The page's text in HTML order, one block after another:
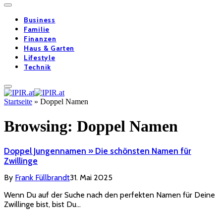
Business
Familie
Finanzen
Haus & Garten
Lifestyle
Technik
Startseite » Doppel Namen
Browsing: Doppel Namen
Doppel Jungennamen » Die schönsten Namen für
Zwillinge
By Frank Füllbrandt31. Mai 2025
Wenn Du auf der Suche nach den perfekten Namen für Deine
Zwillinge bist, bist Du…